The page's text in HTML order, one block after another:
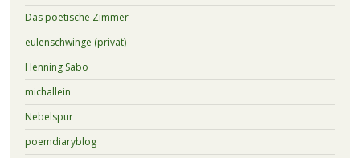
Das poetische Zimmer
eulenschwinge (privat)
Henning Sabo
michallein
Nebelspur
poemdiaryblog